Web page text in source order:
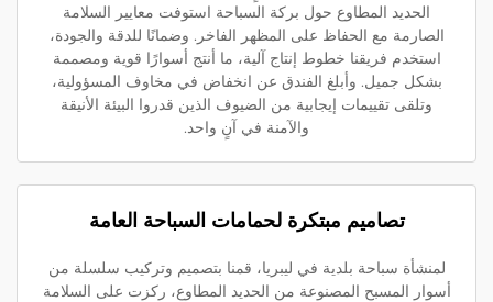
الحديد المطاوع حول بركة السباحة استوفت معايير السلامة
الصارمة مع الحفاظ على المظهر الفاخر. وضمانًا للدقة والجودة،
استخدم فريقنا خطوط إنتاج آلية، ما أنتج أسوارًا قوية ومصممة
بشكل جميل. وأبلغ الفندق عن انخفاض في مخاوف المسؤولية،
وتلقى تقييمات إيجابية من الضيوف الذين قدروا البيئة الأنيقة
والآمنة في آنٍ واحد.
تصاميم مبتكرة لحمامات السباحة العامة
لمنشأة سباحة بلدية في ليبريا، قمنا بتصميم وتركيب سلسلة من
أسوار المسبح المصنوعة من الحديد المطاوع، ركزت على السلامة